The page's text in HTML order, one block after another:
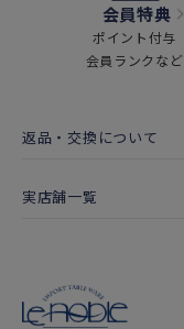
会員特典
ポイント付与
会員ランクなど
返品・交換について
実店舗一覧